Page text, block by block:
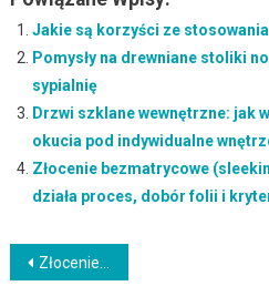
Jakie są korzyści ze
Pomysły na drewniane stoliki
sypialnię
Drzwi szklane wewnętrzne: jak
okucia pod indywidualne
Złocenie bezmatrycowe
działa proces, dobór folii i
Nawigacja
Złocenie bezmatrycowe (sleeking) w druku cyfrowym: jak działa proces, dobór folii i kryteria jakości w praktyce